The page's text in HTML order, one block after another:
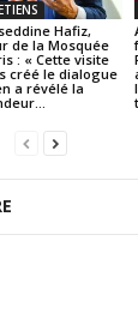
Hafiz,
de la Mosquée
: « Cette visite
créé le dialogue
a révélé la